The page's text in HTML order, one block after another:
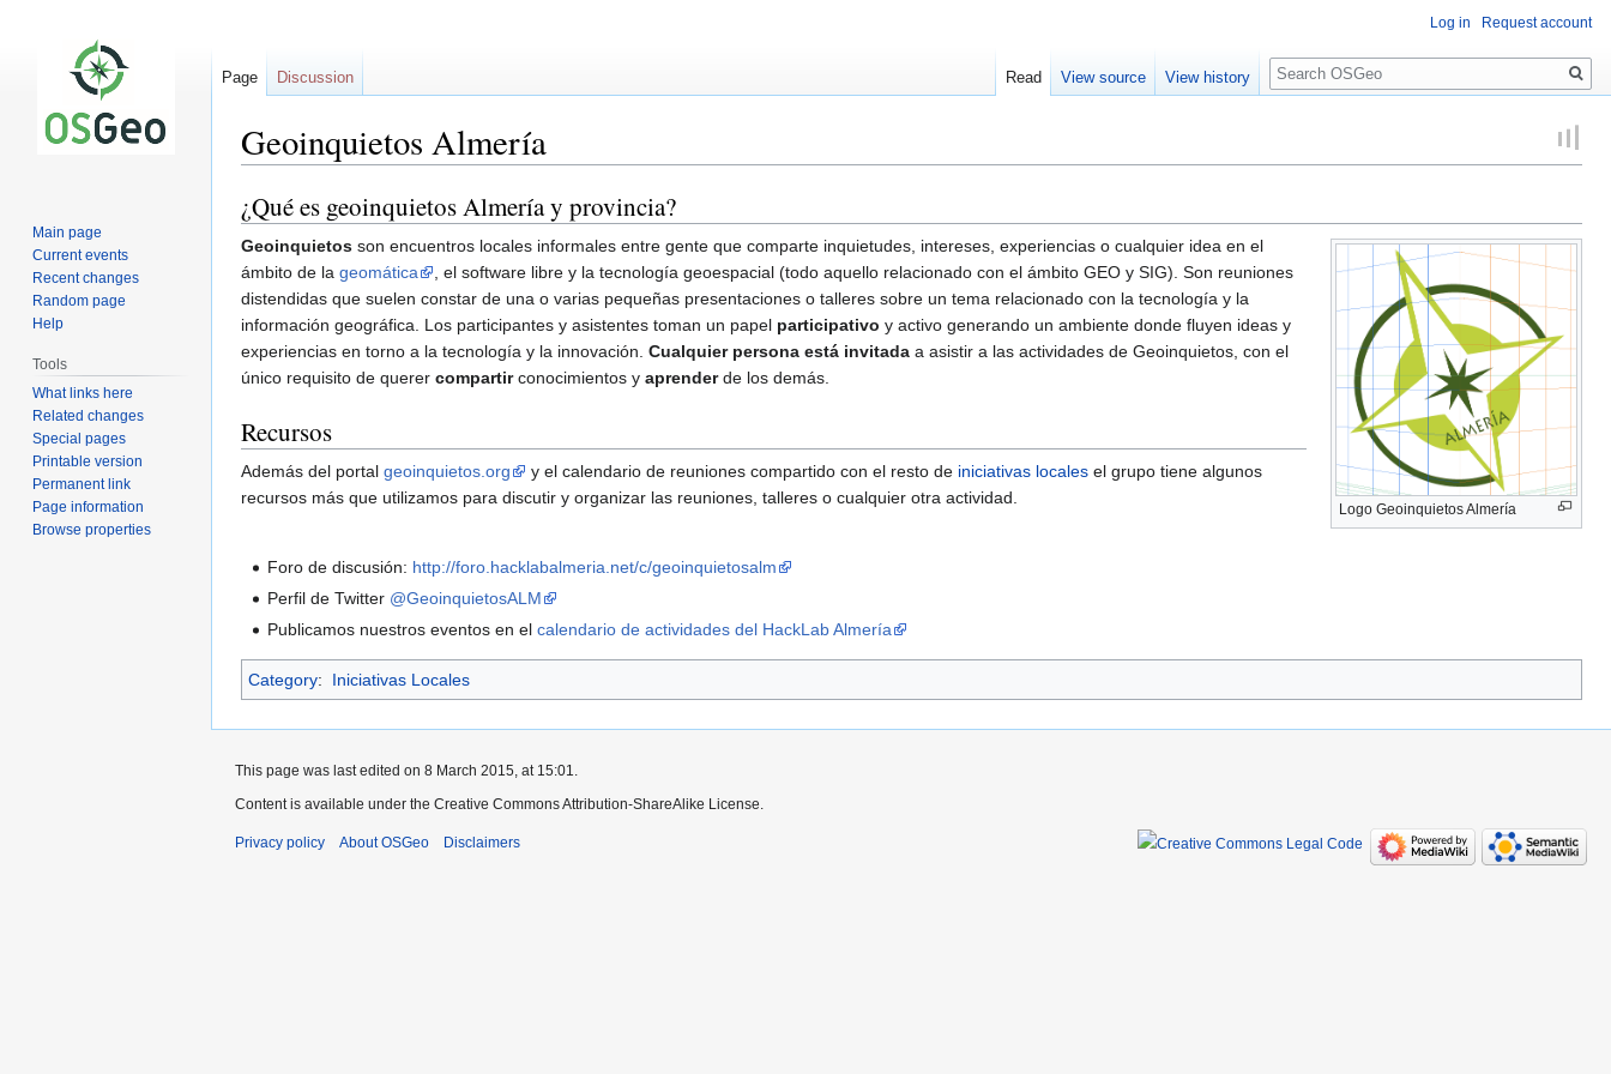
Geoinquietos Almería
Jump
to
navigation
Jump
to
search
¿Qué es geoinquietos Almería y provincia?
Logo Geoinquietos Almería
Geoinquietos son encuentros locales informales entre gente que comparte inquietudes, intereses, experiencias o cualquier idea en el
ámbito de la geomática
, el software libre y la tecnología geoespacial (todo aquello relacionado con el ámbito GEO y SIG). Son reuniones
distendidas que suelen constar de una o varias pequeñas presentaciones o talleres sobre un tema relacionado con la tecnología y la
información geográfica. Los participantes y asistentes toman un papel participativo y activo generando un ambiente donde fluyen ideas y
experiencias en torno a la tecnología y la innovación. Cualquier persona está invitada a asistir a las actividades de Geoinquietos, con el
único requisito de querer compartirconocimientos y aprenderde los demás.
Recursos
Además del portal geoinquietos.org y el calendario de reuniones compartido con el resto de iniciativas locales el grupo tiene algunos
recursos más que utilizamos para discutir y organizar las reuniones, talleres o cualquier otra actividad.
Foro de discusión: http://foro.hacklabalmeria.net/c/geoinquietosalm
Perfil de Twitter @GeoinquietosALM
Publicamos nuestros eventos en elcalendario de actividades del HackLab Almería
Category: Iniciativas Locales
Log in Request account
Page Discussion Read View source View history
Search
Main page
Current events
Recent changes
Random page
Help
Tools
What links here
Related changes
Special pages
Printable version
Permanent link
Page information
Browse properties
This page was last edited on 8 March 2015, at 15:01.
Content is available under the Creative Commons Attribution-ShareAlike License.
Privacy policy About OSGeo Disclaimers